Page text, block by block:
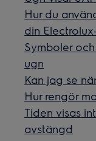
Hur du
din
Symboler
ugn
Kan jag se
Hur rengör
Tiden visas
avstängd